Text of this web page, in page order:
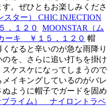
。ぜひともお楽しみくださ
スター） CHIC INJECTION
，１２０
MOONSTAR（ム
ーキ ￥１５，１２０ 帽
なると辛いのが急な雨降り
を、さらに追い打ちを掛け
ケスケになってしまうので
イキングしているのがバレ
ように帽子でガードを固め
ブライム） ナイロントラベ